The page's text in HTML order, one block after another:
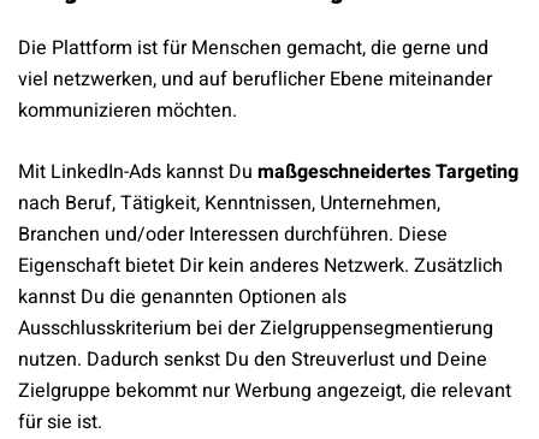
Die Plattform ist für Menschen gemacht, die gerne und
viel netzwerken, und auf beruflicher Ebene miteinander
kommunizieren möchten.
Mit LinkedIn-Ads kannst Du maßgeschneidertes Targeting
nach Beruf, Tätigkeit, Kenntnissen, Unternehmen,
Branchen und/oder Interessen durchführen. Diese
Eigenschaft bietet Dir kein anderes Netzwerk. Zusätzlich
kannst Du die genannten Optionen als
Ausschlusskriterium bei der Zielgruppensegmentierung
nutzen. Dadurch senkst Du den Streuverlust und Deine
Zielgruppe bekommt nur Werbung angezeigt, die relevant
für sie ist.